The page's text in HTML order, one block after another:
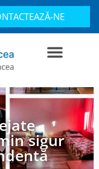
NE
sigur